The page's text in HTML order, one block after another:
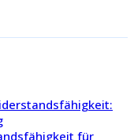
für